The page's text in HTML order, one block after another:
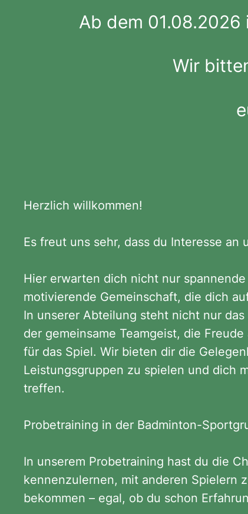
Ab dem
Wir
Herzlich willkommen!
Es freut uns sehr, dass du Interesse an
Hier erwarten dich nicht nur
motivierende Gemeinschaft, die dich
In unserer Abteilung steht nicht nur
der gemeinsame Teamgeist, die
für das Spiel. Wir bieten dir die
Leistungsgruppen zu spielen und dich
treffen.
Probetraining in der Badminton-
In unserem Probetraining hast du die
kennenzulernen, mit anderen Spielern
bekommen – egal, ob du schon